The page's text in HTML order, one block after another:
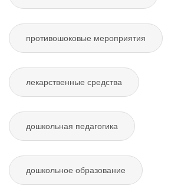
противошоковые мероприятия
лекарственные средства
дошкольная педагогика
дошкольное образование